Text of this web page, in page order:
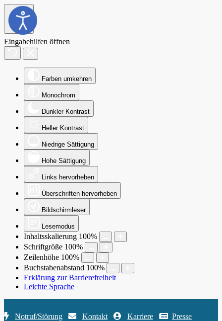
Eingabehilfen öffnen
Farben umkehren
Monochrom
Dunkler Kontrast
Heller Kontrast
Niedrige Sättigung
Hohe Sättigung
Links hervorheben
Überschriften hervorheben
Bildschirmleser
Lesemodus
Inhaltsskalierung 100%
Schriftgröße 100%
Zeilenhöhe 100%
Buchstabenabstand 100%
Erklärung zur Barrierefreiheit
Leichte Sprache
Notruf/Störung Kontakt Karriere
Presse